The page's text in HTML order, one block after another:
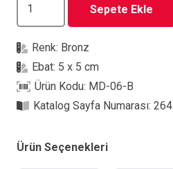
Madalya
Sepete Ekle
Renk: Bronz
Ebat: 5 x 5 cm
Ürün Kodu: MD-06-B
Katalog Sayfa Numarası:264
Ürün Seçenekleri